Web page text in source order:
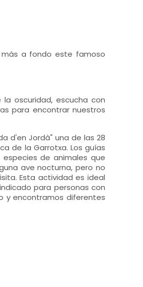
a fondo este famoso
oscuridad, escucha con
para encontrar nuestros
d'en Jordà" una de las 28
de la Garrotxa. Los guías
de animales que
ave nocturna, pero no
Esta actividad es ideal
para personas con
y encontramos diferentes